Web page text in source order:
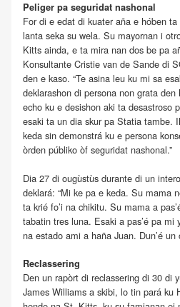
Peliger pa seguridat nashonal
For di e edat di kuater aña e hóben
lanta seka su wela. Su mayornan i
Kitts ainda, e ta mira nan dos be pa
Konsultante Cristie van de Sande di
den e kaso. “Te asina leu ku mi sa
deklarashon di persona non grata
echo ku e desishon aki ta desastroso
esaki ta un dia skur pa Statia tambe.
keda sin demonstrá ku e persona
òrden públiko òf seguridat nashonal.”
Dia 27 di ougùstùs durante di un
deklará: “Mi ke pa e keda. Su mama
ta krié fo’i na chikitu. Su mama a
tabatin tres luna. Esaki a pas’é pa mi
na estado ami a haña Juan. Dun’é un
Reclassering
Den un rapòrt di reclassering di 30 di
James Williams a skibi, lo tin pará ku